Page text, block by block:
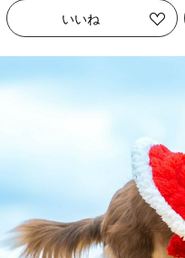
いいね